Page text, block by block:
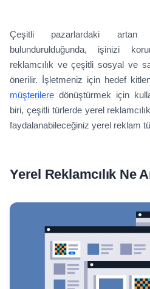
Çeşitli pazarlardaki
bulundurulduğunda, işinizi
reklamcılık ve çeşitli sosyal ve
önerilir. İşletmeniz için hedef
müşterilere dönüştürmek için
biri, çeşitli türlerde yerel
faydalanabileceğiniz yerel reklam
Yerel Reklamcılık Ne